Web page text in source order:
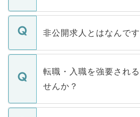
ご登録いただきましたら
登録内容を確認し、その後
ます。通常、5営業日以内
いただきますので、しばら
非公開求人とはなんです
マイナビDOCTORで取り
うち約3割は、Webサイト
けない「非公開求人」です
下記の理由によって、一般
ません。
転職・入職を強要され
せんか？
転職・入職を強要するこ